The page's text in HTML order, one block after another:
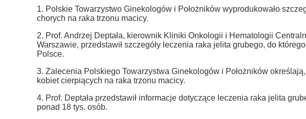
1. Polskie Towarzystwo Ginekologów i Położników wyprodukowało
chorych na raka trzonu macicy.
2. Prof. Andrzej Deptała, kierownik Kliniki Onkologii i Hematologii
Warszawie, przedstawił szczegóły leczenia raka jelita grubego, do
Polsce.
3. Zalecenia Polskiego Towarzystwa Ginekologów i Położników
kobiet cierpiących na raka trzonu macicy.
4. Prof. Deptała przedstawił informacje dotyczące leczenia raka jelita
ponad 18 tys. osób.